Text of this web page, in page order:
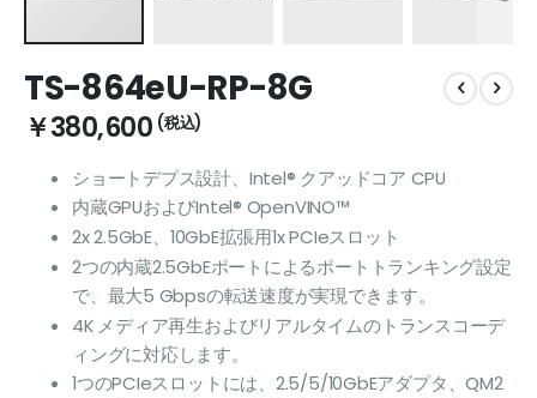
to
the
beginning
images
gallery
TS-864eU-RP-8G
￥380,600
ショートデプス設計、Intel® クアッドコア CPU
内蔵GPUおよびIntel® OpenVINO™
2x 2.5GbE、10GbE拡張用1x PCIeスロット
2つの内蔵2.5GbEポートによるポートトランキング設定
で、最大5 Gbpsの転送速度が実現できます。
4K メディア再生およびリアルタイムのトランスコーデ
ィングに対応します。
1つのPCIeスロットには、2.5/5/10GbEアダプタ、QM2